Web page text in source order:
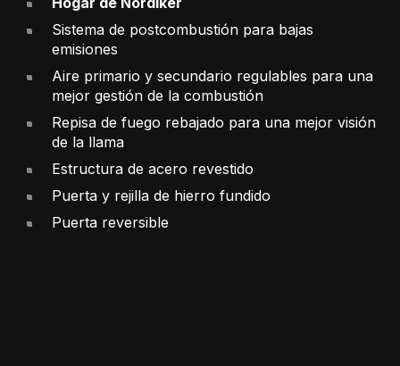
Sistema de postcombustión para bajas
emisiones
Aire primario y secundario regulables para una
mejor gestión de la combustión
Repisa de fuego rebajado para una mejor visión
de la llama
Estructura de acero revestido
Puerta y rejilla de hierro fundido
Puerta reversible